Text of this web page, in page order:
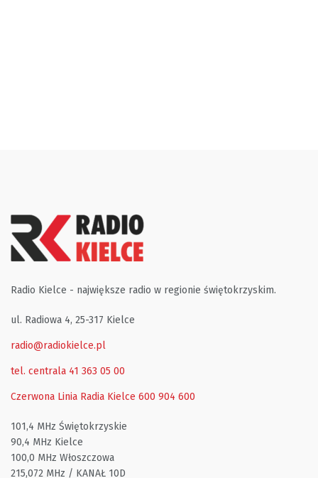
Radio Kielce - największe radio w regionie świętokrzyskim.
ul. Radiowa 4, 25-317 Kielce
radio@radiokielce.pl
tel. centrala 41 363 05 00
Czerwona Linia Radia Kielce 600 904 600
101,4 MHz Świętokrzyskie
90,4 MHz Kielce
100,0 MHz Włoszczowa
215,072 MHz / KANAŁ 10D